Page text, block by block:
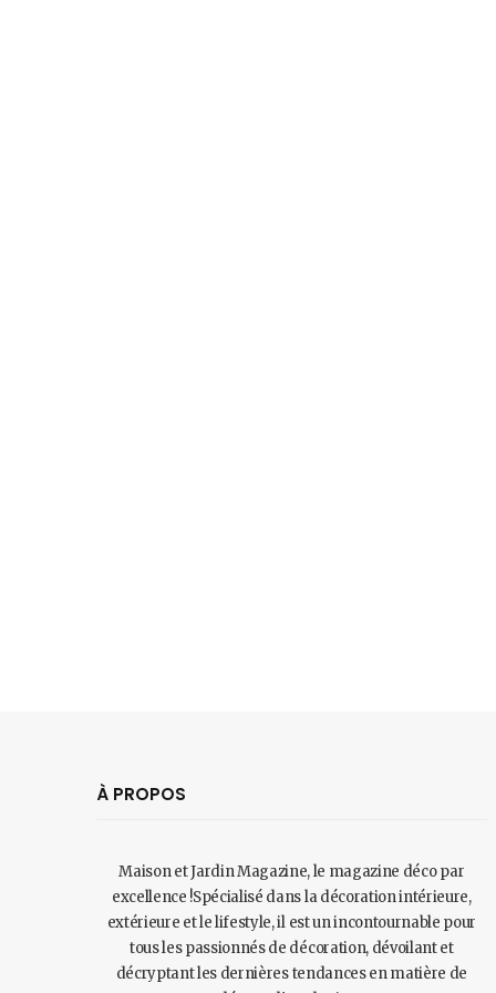
À PROPOS
Maison et Jardin Magazine, le magazine déco par
excellence !Spécialisé dans la décoration intérieure,
extérieure et le lifestyle, il est un incontournable pour
tous les passionnés de décoration, dévoilant et
décryptant les dernières tendances en matière de